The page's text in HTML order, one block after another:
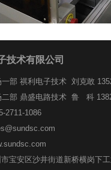
技术有限公司
部 祺利电子技术 刘克敢
二部 鼎盛电路技术 鲁 科
2711-1086
宝安区沙井街道新桥横岗下